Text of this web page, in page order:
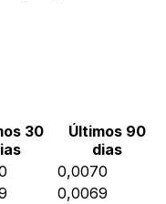
30
Últimos 90
dias
0,0070
0,0069